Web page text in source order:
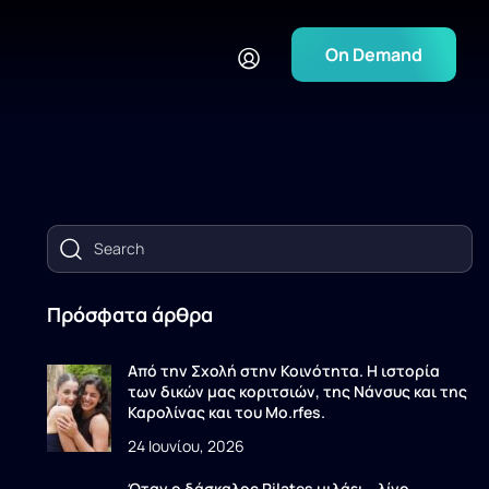
On Demand
Πρόσφατα άρθρα
Από την Σχολή στην Κοινότητα. Η ιστορία
των δικών μας κοριτσιών, της Νάνσυς και της
Καρολίνας και του Mo.rfes.
24 Ιουνίου, 2026